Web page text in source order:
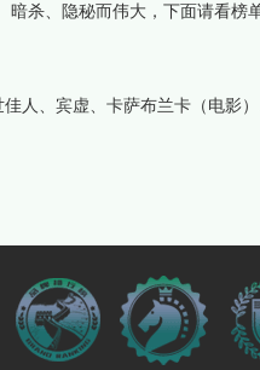
暗杀、隐秘而伟大，下面请看榜
人、宾虚、卡萨布兰卡（电影